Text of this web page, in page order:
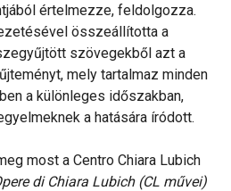
értelmezze, feldolgozza.
összeállította a
szövegekből azt a
mely tartalmaz minden
a különleges időszakban,
a hatására íródott.
most a Centro Chiara Lubich
di Chiara Lubich (CL művei)